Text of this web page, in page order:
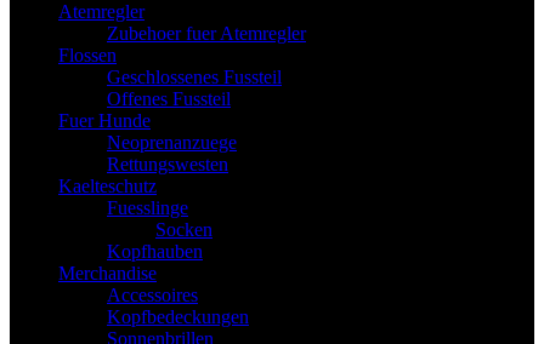
Atemregler
Zubehoer fuer Atemregler
Flossen
Geschlossenes Fussteil
Offenes Fussteil
Fuer Hunde
Neoprenanzuege
Rettungswesten
Kaelteschutz
Fuesslinge
Socken
Kopfhauben
Merchandise
Accessoires
Kopfbedeckungen
Sonnenbrillen